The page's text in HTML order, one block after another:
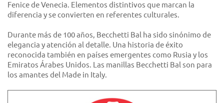
Fenice de Venecia. Elementos distintivos que marcan la
diferencia y se convierten en referentes culturales.
Durante más de 100 años, Becchetti Bal ha sido sinónimo de
elegancia y atención al detalle. Una historia de éxito
reconocida también en países emergentes como Rusia y los
Emiratos Árabes Unidos. Las manillas Becchetti Bal son para
los amantes del Made in Italy.